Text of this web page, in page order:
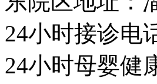
24小时接诊电
24小时母婴健